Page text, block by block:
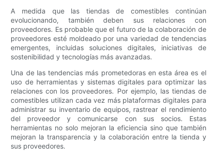
A medida que las tiendas de comestibles continúan
evolucionando, también deben sus relaciones con
proveedores. Es probable que el futuro de la colaboración de
proveedores esté moldeado por una variedad de tendencias
emergentes, incluidas soluciones digitales, iniciativas de
sostenibilidad y tecnologías más avanzadas.
Una de las tendencias más prometedoras en esta área es el
uso de herramientas y sistemas digitales para optimizar las
relaciones con los proveedores. Por ejemplo, las tiendas de
comestibles utilizan cada vez más plataformas digitales para
administrar su inventario de equipos, rastrear el rendimiento
del proveedor y comunicarse con sus socios. Estas
herramientas no solo mejoran la eficiencia sino que también
mejoran la transparencia y la colaboración entre la tienda y
sus proveedores.